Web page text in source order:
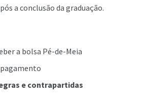
a conclusão da graduação.
a bolsa Pé-de-Meia
e contrapartidas